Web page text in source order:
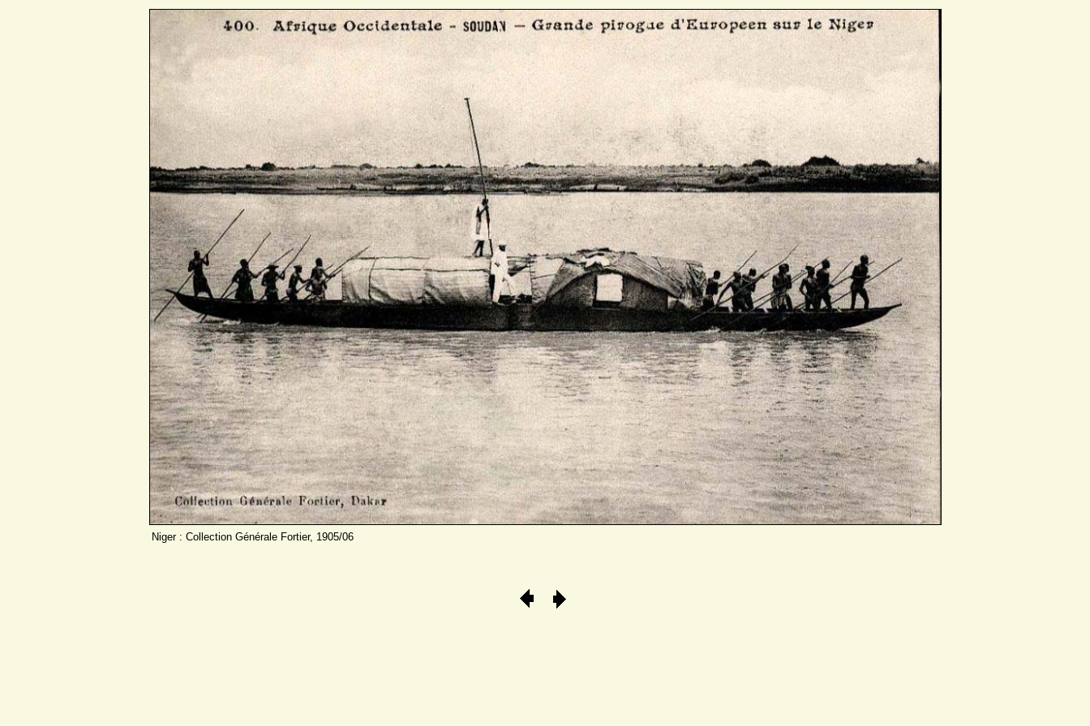
Niger : Collection Générale Fortier, 1905/06